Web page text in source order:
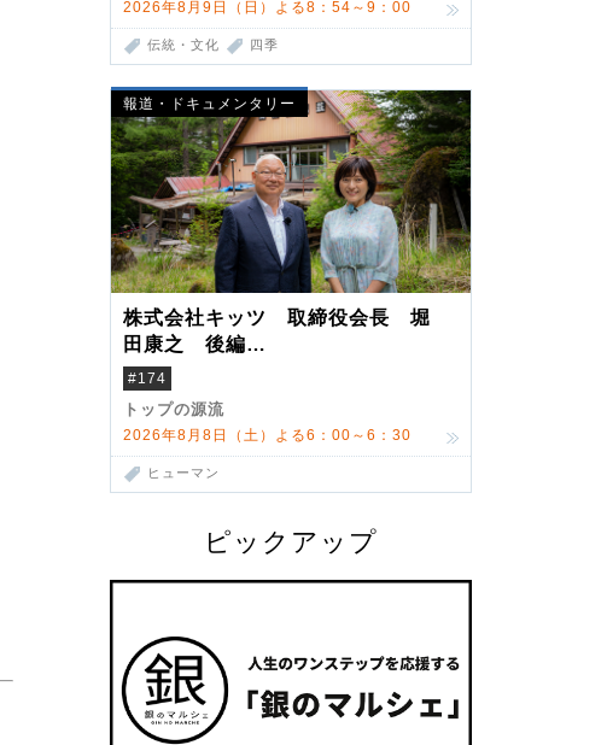
2026年8月9日（日）よる8：54～9：00
伝統・文化 四季
報道・ドキュメンタリー
株式会社キッツ 取締役会長 堀
田康之 後編
米国駐在でも浮かんだ八ヶ岳 山
小屋を営んだ父母
#174
トップの源流
2026年8月8日（土）よる6：00～6：30
ヒューマン
ピックアップ